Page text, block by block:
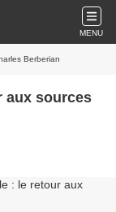
MENU
Berberian
aux sources